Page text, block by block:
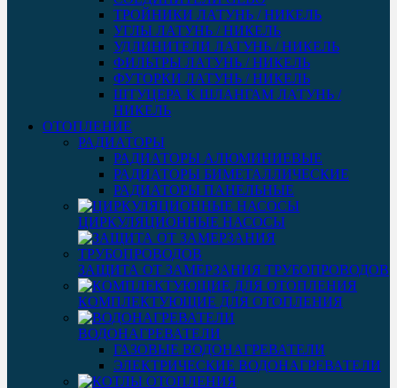
ТРОЙНИКИ ЛАТУНЬ / НИКЕЛЬ
УГЛЫ ЛАТУНЬ / НИКЕЛЬ
УДЛИНИТЕЛИ ЛАТУНЬ / НИКЕЛЬ
ФИЛЬТРЫ ЛАТУНЬ / НИКЕЛЬ
ФУТОРКИ ЛАТУНЬ / НИКЕЛЬ
ШТУЦЕРА К ШЛАНГАМ ЛАТУНЬ /
НИКЕЛЬ
ОТОПЛЕНИЕ
РАДИАТОРЫ
РАДИАТОРЫ АЛЮМИНИЕВЫЕ
РАДИАТОРЫ БИМЕТАЛЛИЧЕСКИЕ
РАДИАТОРЫ ПАНЕЛЬНЫЕ
ЦИРКУЛЯЦИОННЫЕ НАСОСЫ
ЗАЩИТА ОТ ЗАМЕРЗАНИЯ ТРУБОПРОВОДОВ
КОМПЛЕКТУЮЩИЕ ДЛЯ ОТОПЛЕНИЯ
ВОДОНАГРЕВАТЕЛИ
ГАЗОВЫЕ ВОДОНАГРЕВАТЕЛИ
ЭЛЕКТРИЧЕСКИЕ ВОДОНАГРЕВАТЕЛИ